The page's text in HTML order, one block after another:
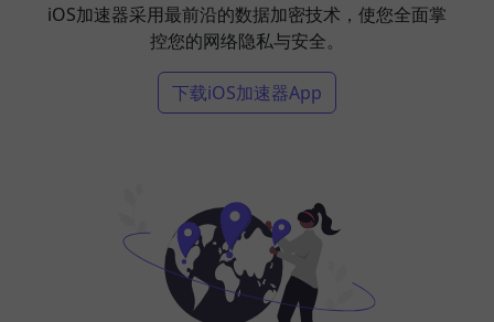
iOS加速器采用最前沿的数据加密技术，使您全面掌
控您的网络隐私与安全。
下载iOS加速器App